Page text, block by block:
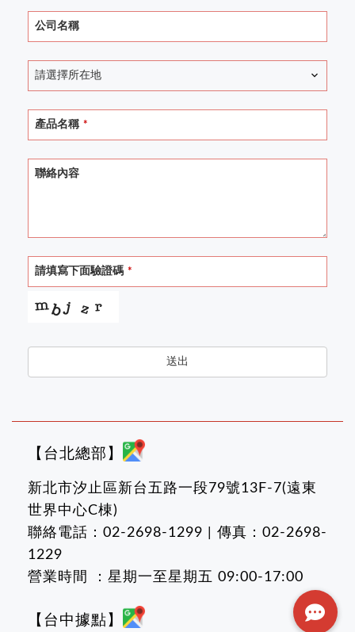
公司名稱
請選擇所在地
產品名稱 *
Your
Website *
聯絡內容
請填寫下面驗證碼 *
送出
【台北總部】
新北市汐止區新台五路一段79號13F-7(遠東
世界中心C棟)
聯絡電話：02-2698-1299 | 傳真：02-2698-
1229
營業時間 ：星期一至星期五 09:00-17:00
【台中據點】